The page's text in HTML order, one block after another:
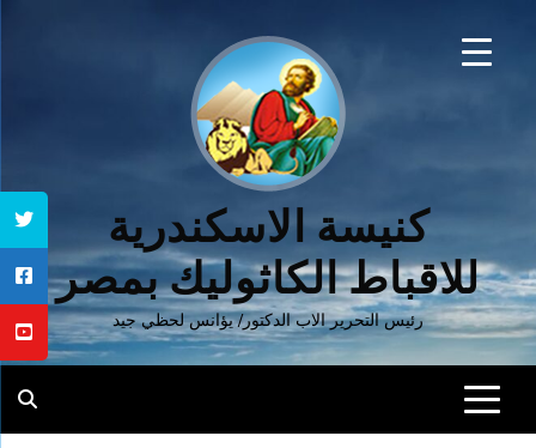
كنيسة الاسكندرية
للاقباط الكاثوليك بمصر
رئيس التحرير الاب الدكتور/ يؤانس لحظي جيد